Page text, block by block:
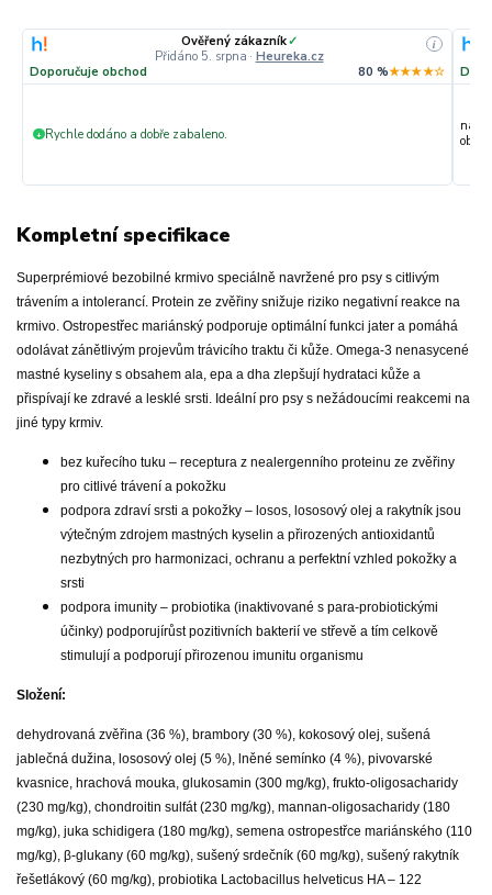
Ověřený zákazník✓
Přidáno 5. srpna · Heureka.cz
i
Doporučuje obchod 80 %★★★★☆
+ Rychle dodáno a dobře zabaleno.
Kompletní specifikace
Superprémiové bezobilné krmivo speciálně navržené pro psy s citlivým
trávením a intolerancí. Protein ze zvěřiny snižuje riziko negativní reakce na
krmivo. Ostropestřec mariánský podporuje optimální funkci jater a pomáhá
odolávat zánětlivým projevům trávicího traktu či kůže. Omega-3 nenasycené
mastné kyseliny s obsahem ala, epa a dha zlepšují hydrataci kůže a
přispívají ke zdravé a lesklé srsti. Ideální pro psy s nežádoucími reakcemi na
jiné typy krmiv.
bez kuřecího tuku – receptura z nealergenního proteinu ze zvěřiny
pro citlivé trávení a pokožku
podpora zdraví srsti a pokožky – losos, lososový olej a rakytník jsou
výtečným zdrojem mastných kyselin a přirozených antioxidantů
nezbytných pro harmonizaci, ochranu a perfektní vzhled pokožky a
srsti
podpora imunity – probiotika (inaktivované s para-probiotickými
účinky) podporujírůst pozitivních bakterií ve střevě a tím celkově
stimulují a podporují přirozenou imunitu organismu
Složení:
dehydrovaná zvěřina (36 %), brambory (30 %), kokosový olej, sušená
jablečná dužina, lososový olej (5 %), lněné semínko (4 %), pivovarské
kvasnice, hrachová mouka, glukosamin (300 mg/kg), frukto-oligosacharidy
(230 mg/kg), chondroitin sulfát (230 mg/kg), mannan-oligosacharidy (180
mg/kg), juka schidigera (180 mg/kg), semena ostropestřce mariánského (110
mg/kg), β-glukany (60 mg/kg), sušený srdečník (60 mg/kg), sušený rakytník
řešetlákový (60 mg/kg), probiotika Lactobacillus helveticus HA – 122